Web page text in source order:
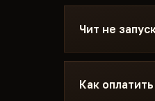
Обновляем
Чит не
Пишите в
минут:
Как